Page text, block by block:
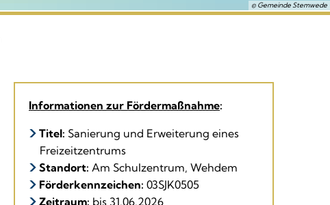
© Gemeinde Stemwede
Informationen zur Fördermaßnahme:
Titel: Sanierung und Erweiterung eines
Freizeitzentrums
Standort: Am Schulzentrum, Wehdem
Förderkennzeichen: 03SJK0505
Zeitraum: bis 31.06.2026